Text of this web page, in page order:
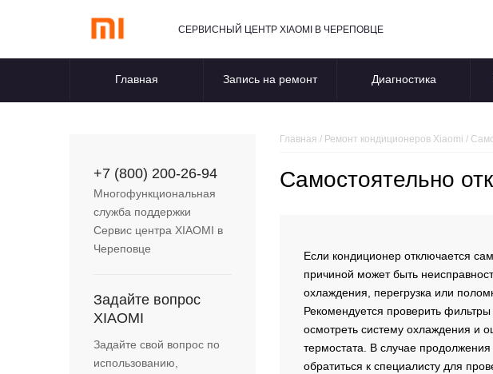
СЕРВИСНЫЙ ЦЕНТР XIAOMI В ЧЕРЕПОВЦЕ
Главная Запись на ремонт Диагностика
+7 (800) 200-26-94
Многофункциональная
служба поддержки
Сервис центра XIAOMI в
Череповце
Задайте вопрос
XIAOMI
Задайте свой вопрос по
использованию,
Главная / Ремонт кондиционеров Xiaomi /
Самостоятельно
Если кондиционер отключается
причиной может быть
охлаждения, перегрузка или
Рекомендуется проверить фильтры
осмотреть систему охлаждения и
термостата. В случае
обратиться к специалисту для